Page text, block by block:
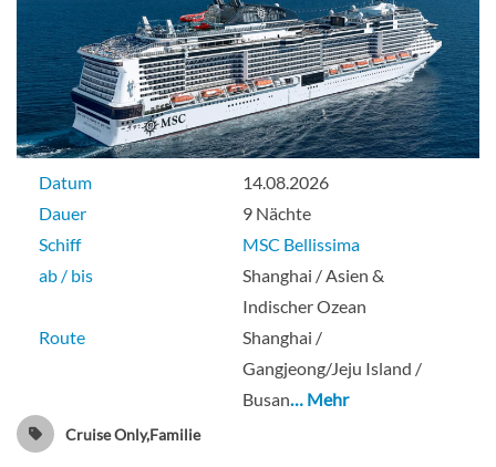
Datum
14.08.2026
Dauer
9 Nächte
Schiff
MSC Bellissima
ab / bis
Shanghai / Asien &
Indischer Ozean
Route
Shanghai /
Gangjeong/Jeju Island /
Busan… Mehr
Cruise Only,Familie